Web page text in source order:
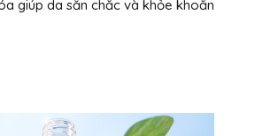
giúp da săn chắc và khỏe khoắn